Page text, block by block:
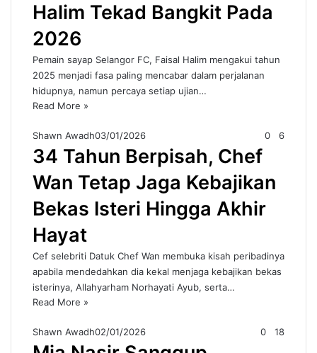
Halim Tekad Bangkit Pada
2026
Pemain sayap Selangor FC, Faisal Halim mengakui tahun
2025 menjadi fasa paling mencabar dalam perjalanan
hidupnya, namun percaya setiap ujian…
Read More »
Shawn Awadh03/01/2026 0 6
34 Tahun Berpisah, Chef
Wan Tetap Jaga Kebajikan
Bekas Isteri Hingga Akhir
Hayat
Cef selebriti Datuk Chef Wan membuka kisah peribadinya
apabila mendedahkan dia kekal menjaga kebajikan bekas
isterinya, Allahyarham Norhayati Ayub, serta…
Read More »
Shawn Awadh02/01/2026 0 18